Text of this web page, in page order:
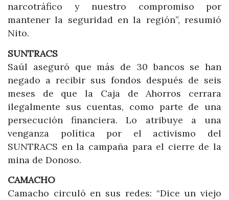
narcotráfico y nuestro compromiso por
mantener la seguridad en la región”, resumió
Nito.
SUNTRACS
Saúl aseguró que más de 30 bancos se han
negado a recibir sus fondos después de seis
meses de que la Caja de Ahorros cerrara
ilegalmente sus cuentas, como parte de una
persecución financiera. Lo atribuye a una
venganza política por el activismo del
SUNTRACS en la campaña para el cierre de la
mina de Donoso.
CAMACHO
Camacho circuló en sus redes: “Dice un viejo